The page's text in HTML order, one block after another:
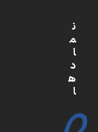
ن
م
ا
د
ه
ا